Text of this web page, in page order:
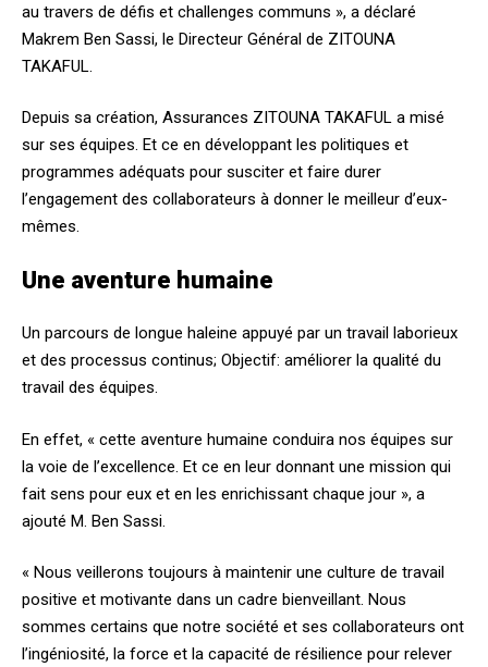
au travers de défis et challenges communs », a déclaré
Makrem Ben Sassi, le Directeur Général de ZITOUNA
TAKAFUL.
Depuis sa création, Assurances ZITOUNA TAKAFUL a misé
sur ses équipes. Et ce en développant les politiques et
programmes adéquats pour susciter et faire durer
l’engagement des collaborateurs à donner le meilleur d’eux-
mêmes.
Une aventure humaine
Un parcours de longue haleine appuyé par un travail laborieux
et des processus continus; Objectif: améliorer la qualité du
travail des équipes.
En effet, « cette aventure humaine conduira nos équipes sur
la voie de l’excellence. Et ce en leur donnant une mission qui
fait sens pour eux et en les enrichissant chaque jour », a
ajouté M. Ben Sassi.
« Nous veillerons toujours à maintenir une culture de travail
positive et motivante dans un cadre bienveillant. Nous
sommes certains que notre société et ses collaborateurs ont
l’ingéniosité, la force et la capacité de résilience pour relever